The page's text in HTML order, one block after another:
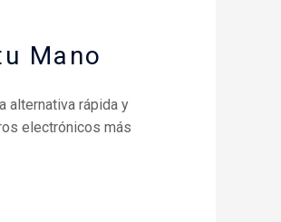
Mano
alternativa rápida y
electrónicos más